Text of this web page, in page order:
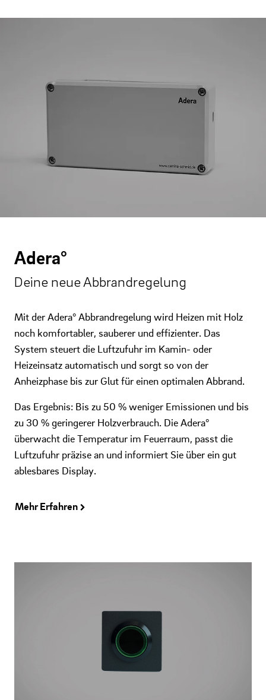
Adera°
Deine neue Abbrandregelung
Mit der Adera° Abbrandregelung wird Heizen mit Holz
noch komfortabler, sauberer und effizienter. Das
System steuert die Luftzufuhr im Kamin- oder
Heizeinsatz automatisch und sorgt so von der
Anheizphase bis zur Glut für einen optimalen Abbrand.
Das Ergebnis: Bis zu 50 % weniger Emissionen und bis
zu 30 % geringerer Holzverbrauch. Die Adera°
überwacht die Temperatur im Feuerraum, passt die
Luftzufuhr präzise an und informiert Sie über ein gut
ablesbares Display.
Mehr Erfahren